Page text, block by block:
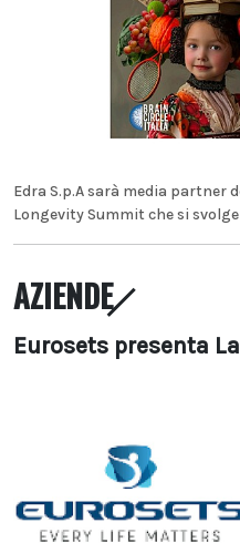
Edra S.p.A sarà media partner
Longevity Summit che si
AZIENDE
Eurosets presenta